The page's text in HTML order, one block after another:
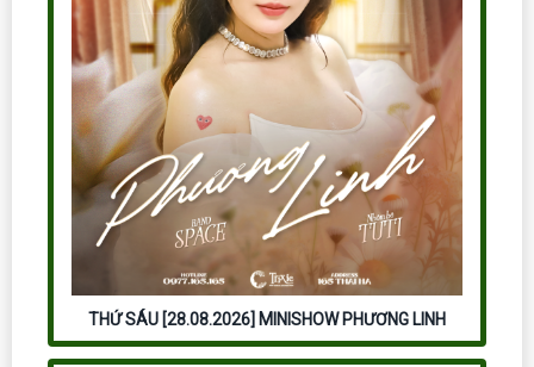
THỨ SÁU [28.08.2026] MINISHOW PHƯƠNG LINH